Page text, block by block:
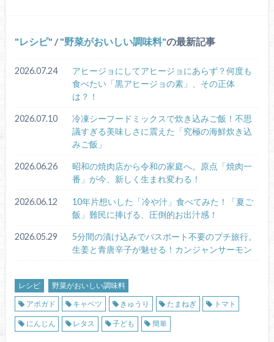
レシピ / 野菜がおいしい調味料 の最新記事
2026.07.24
アヒージョにしてアヒージョにあらず？何度も
食べたい「黒アヒージョの素」、その正体
は？！
2026.07.10
冷凍シーフードミックスで炊き込みご飯！不思
議すぎる美味しさに震えた「究極の海鮮炊き込
みご飯」
2026.06.26
昭和の焼肉店から令和の家庭へ。原点「焼肉一
番」が今、新しく生まれ変わる！
2026.06.12
10年片想いした「冷や汁」食べてみた！「夏ご
飯」難民に捧げる、圧倒的お出汁感！
2026.05.29
5分間の漬け込みでパスポート不要のプチ旅行。
生姜と青唐辛子が魅せる！カンジャンサーモン
レシピ
野菜がおいしい調味料
アボガド
キャベツ きゅうり たまねぎ トマト
にんじん レタス 子ども 簡単